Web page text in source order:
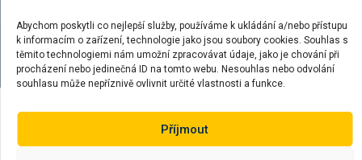
Abychom poskytli co nejlepší služby, používáme k ukládání a/nebo přístupu
k informacím o zařízení, technologie jako jsou soubory cookies. Souhlas s
těmito technologiemi nám umožní zpracovávat údaje, jako je chování při
procházení nebo jedinečná ID na tomto webu. Nesouhlas nebo odvolání
souhlasu může nepříznivě ovlivnit určité vlastnosti a funkce.
Příjmout
© 2023 Vytvořil Filip Pecha